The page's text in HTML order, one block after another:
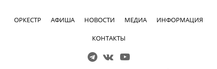
ОРКЕСТР АФИША НОВОСТИ МЕДИА ИНФОРМАЦИЯ
КОНТАКТЫ